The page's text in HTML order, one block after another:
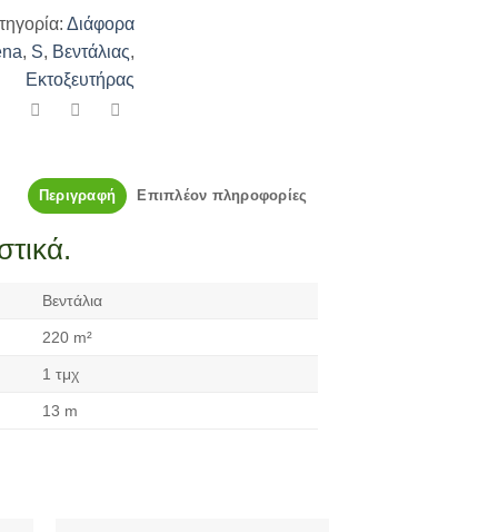
Διάφορα
, S, Βεντάλιας,
Εκτοξευτήρας
Περιγραφή Επιπλέον πληροφορίες
Βεντάλια
220 m²
1 τμχ
13 m